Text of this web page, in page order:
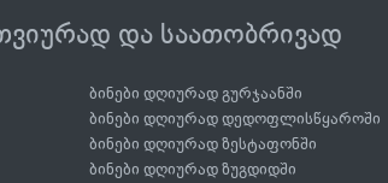
და საათობრივად
ბინები დღიურად გურჯაანში
ბინები დღიურად დედოფლისწყაროში
ბინები დღიურად ზესტაფონში
ბინები დღიურად ზუგდიდში